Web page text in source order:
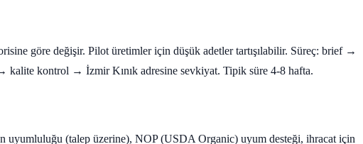
göre değişir. Pilot üretimler için düşük adetler tartışılabilir. Süreç: brief →
kontrol → İzmir Kınık adresine sevkiyat. Tipik süre 4-8 hafta.
uyumluluğu (talep üzerine), NOP (USDA Organic) uyum desteği, ihracat için